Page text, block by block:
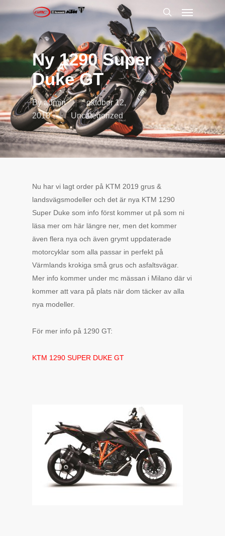
content
search
Menu
Ny 1290 Super
Duke GT
By admin
oktober 12,
2018
Uncategorized
Nu har vi lagt order på KTM 2019 grus &
landsvägsmodeller och det är nya KTM 1290
Super Duke som info först kommer ut på som ni
läsa mer om här längre ner, men det kommer
även flera nya och även grymt uppdaterade
motorcyklar som alla passar in perfekt på
Värmlands krokiga små grus och asfaltsvägar.
Mer info kommer under mc mässan i Milano där vi
kommer att vara på plats när dom täcker av alla
nya modeller.
För mer info på 1290 GT:
KTM 1290 SUPER DUKE GT